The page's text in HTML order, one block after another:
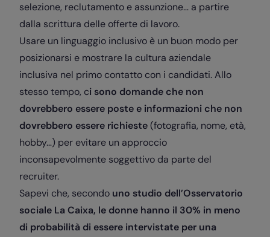
selezione, reclutamento e assunzione… a partire
dalla scrittura delle offerte di lavoro.
Usare un linguaggio inclusivo è un buon modo per
posizionarsi e mostrare la cultura aziendale
inclusiva nel primo contatto con i candidati. Allo
stesso tempo, ci sono domande che non
dovrebbero essere poste e informazioni che non
dovrebbero essere richieste (fotografia, nome, età,
hobby…) per evitare un approccio
inconsapevolmente soggettivo da parte del
recruiter.
Sapevi che, secondo uno studio dell’Osservatorio
sociale La Caixa, le donne hanno il 30% in meno
di probabilità di essere intervistate per una